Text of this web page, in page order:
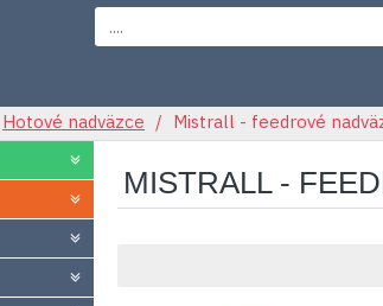
Hotové nadväzce
Mistrall - feedrové
MISTRALL -